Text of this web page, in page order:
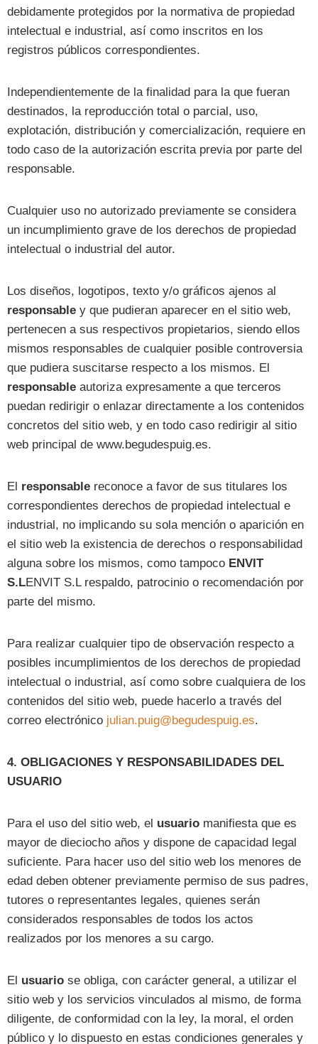
debidamente protegidos por la normativa de propiedad
intelectual e industrial, así como inscritos en los
registros públicos correspondientes.
Independientemente de la finalidad para la que fueran
destinados, la reproducción total o parcial, uso,
explotación, distribución y comercialización, requiere en
todo caso de la autorización escrita previa por parte del
responsable.
Cualquier uso no autorizado previamente se considera
un incumplimiento grave de los derechos de propiedad
intelectual o industrial del autor.
Los diseños, logotipos, texto y/o gráficos ajenos al
responsable y que pudieran aparecer en el sitio web,
pertenecen a sus respectivos propietarios, siendo ellos
mismos responsables de cualquier posible controversia
que pudiera suscitarse respecto a los mismos. El
responsable autoriza expresamente a que terceros
puedan redirigir o enlazar directamente a los contenidos
concretos del sitio web, y en todo caso redirigir al sitio
web principal de www.begudespuig.es.
El responsable reconoce a favor de sus titulares los
correspondientes derechos de propiedad intelectual e
industrial, no implicando su sola mención o aparición en
el sitio web la existencia de derechos o responsabilidad
alguna sobre los mismos, como tampoco ENVIT
S.LENVIT S.L respaldo, patrocinio o recomendación por
parte del mismo.
Para realizar cualquier tipo de observación respecto a
posibles incumplimientos de los derechos de propiedad
intelectual o industrial, así como sobre cualquiera de los
contenidos del sitio web, puede hacerlo a través del
correo electrónico julian.puig@begudespuig.es.
4. OBLIGACIONES Y RESPONSABILIDADES DEL
USUARIO
Para el uso del sitio web, el usuario manifiesta que es
mayor de dieciocho años y dispone de capacidad legal
suficiente. Para hacer uso del sitio web los menores de
edad deben obtener previamente permiso de sus padres,
tutores o representantes legales, quienes serán
considerados responsables de todos los actos
realizados por los menores a su cargo.
El usuario se obliga, con carácter general, a utilizar el
sitio web y los servicios vinculados al mismo, de forma
diligente, de conformidad con la ley, la moral, el orden
público y lo dispuesto en estas condiciones generales y